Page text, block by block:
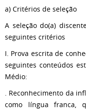
a) Critérios de seleção
A seleção do(a)
seguintes critérios
I. Prova escrita de
seguintes conteúdos
Médio:
. Reconhecimento da
como língua franca,